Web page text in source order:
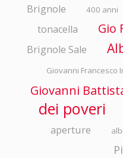
Brignole
400 anni
tonacella Gio
Brignole Sale
Giovanni Francesco
Giovanni
dei poveri
aperture